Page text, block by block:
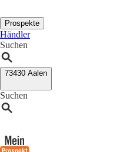
Prospekte
Händler
Suchen
73430 Aalen
Suchen